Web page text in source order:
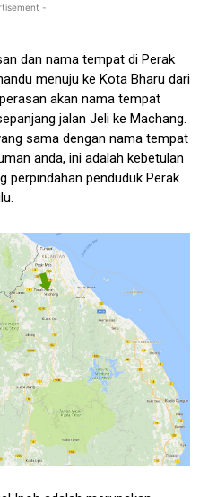
-
dan nama tempat di Perak
menuju ke Kota Bharu dari
akan nama tempat
jalan Jeli ke Machang.
sama dengan nama tempat
anda, ini adalah kebetulan
perpindahan penduduk Perak